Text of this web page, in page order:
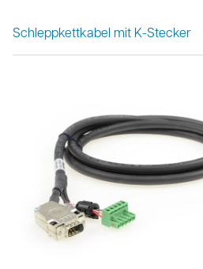
Schleppkettkabel mit K-Stecker